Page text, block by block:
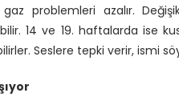
problemleri azalır.
14 ve 19. haftalarda ise
Seslere tepki verir, ismi